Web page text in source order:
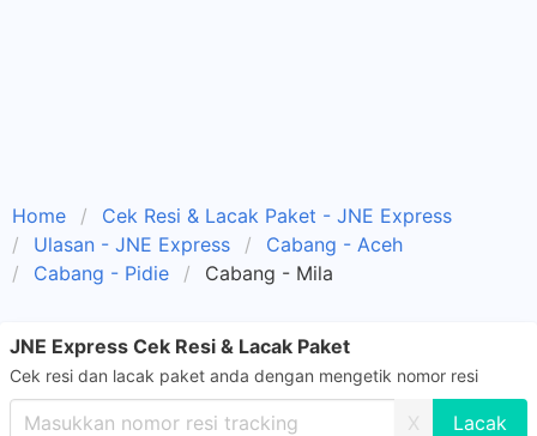
Home
Cek Resi & Lacak Paket - JNE Express
Ulasan - JNE Express
Cabang - Aceh
Cabang - Pidie
Cabang - Mila
JNE Express Cek Resi & Lacak Paket
Cek resi dan lacak paket anda dengan mengetik nomor resi
X